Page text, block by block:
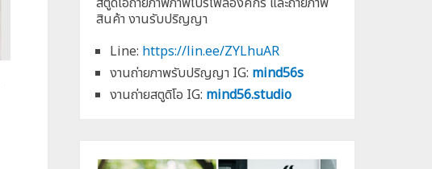
สินค้า งานรับปริญญา
Line: https://lin.ee/ZYLhuAR
งานถ่ายภาพรับปริญญา IG: mind56s
งานถ่ายสตูดิโอ IG: mind56.studio